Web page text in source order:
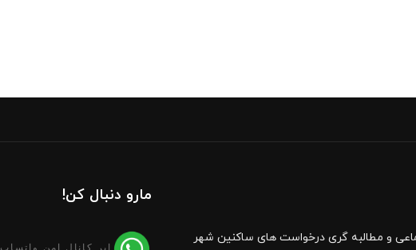
و مطالبه گری درخواست های ساکنین شهر
مارو دنبال کن!
ابر کانال امن واتساپ